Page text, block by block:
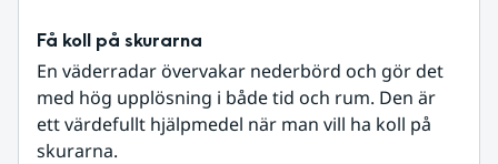
Få koll på skurarna
En väderradar övervakar nederbörd och gör det
med hög upplösning i både tid och rum. Den är
ett värdefullt hjälpmedel när man vill ha koll på
skurarna.